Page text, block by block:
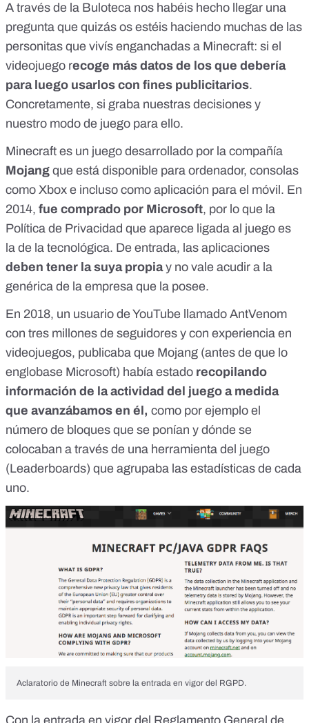
A través de la Buloteca nos habéis hecho llegar una
pregunta que quizás os estéis haciendo muchas de las
personitas que vivís enganchadas a Minecraft: si el
videojuego recoge más datos de los que debería
para luego usarlos con fines publicitarios.
Concretamente, si graba nuestras decisiones y
nuestro modo de juego para ello.
Minecraft es un juego desarrollado por la compañía
Mojang que está disponible para ordenador, consolas
como Xbox e incluso como aplicación para el móvil. En
2014, fue comprado por Microsoft, por lo que la
Política de Privacidad que aparece ligada al juego es
la de la tecnológica. De entrada, las aplicaciones
deben tener la suya propiay no vale acudir a la
genérica de la empresa que la posee.
En 2018, un usuario de YouTube llamado AntVenom
con tres millones de seguidores y con experiencia en
videojuegos, publicaba que Mojang (antes de que lo
englobase Microsoft) había estado recopilando
información de la actividad del juego a medida
que avanzábamos en él, como por ejemplo el
número de bloques que se ponían y dónde se
colocaban a través de una herramienta del juego
(Leaderboards) que agrupaba las estadísticas de cada
uno.
Aclaratorio de Minecraft sobre la entrada en vigor del RGPD.
Con la entrada en vigor del Reglamento General de